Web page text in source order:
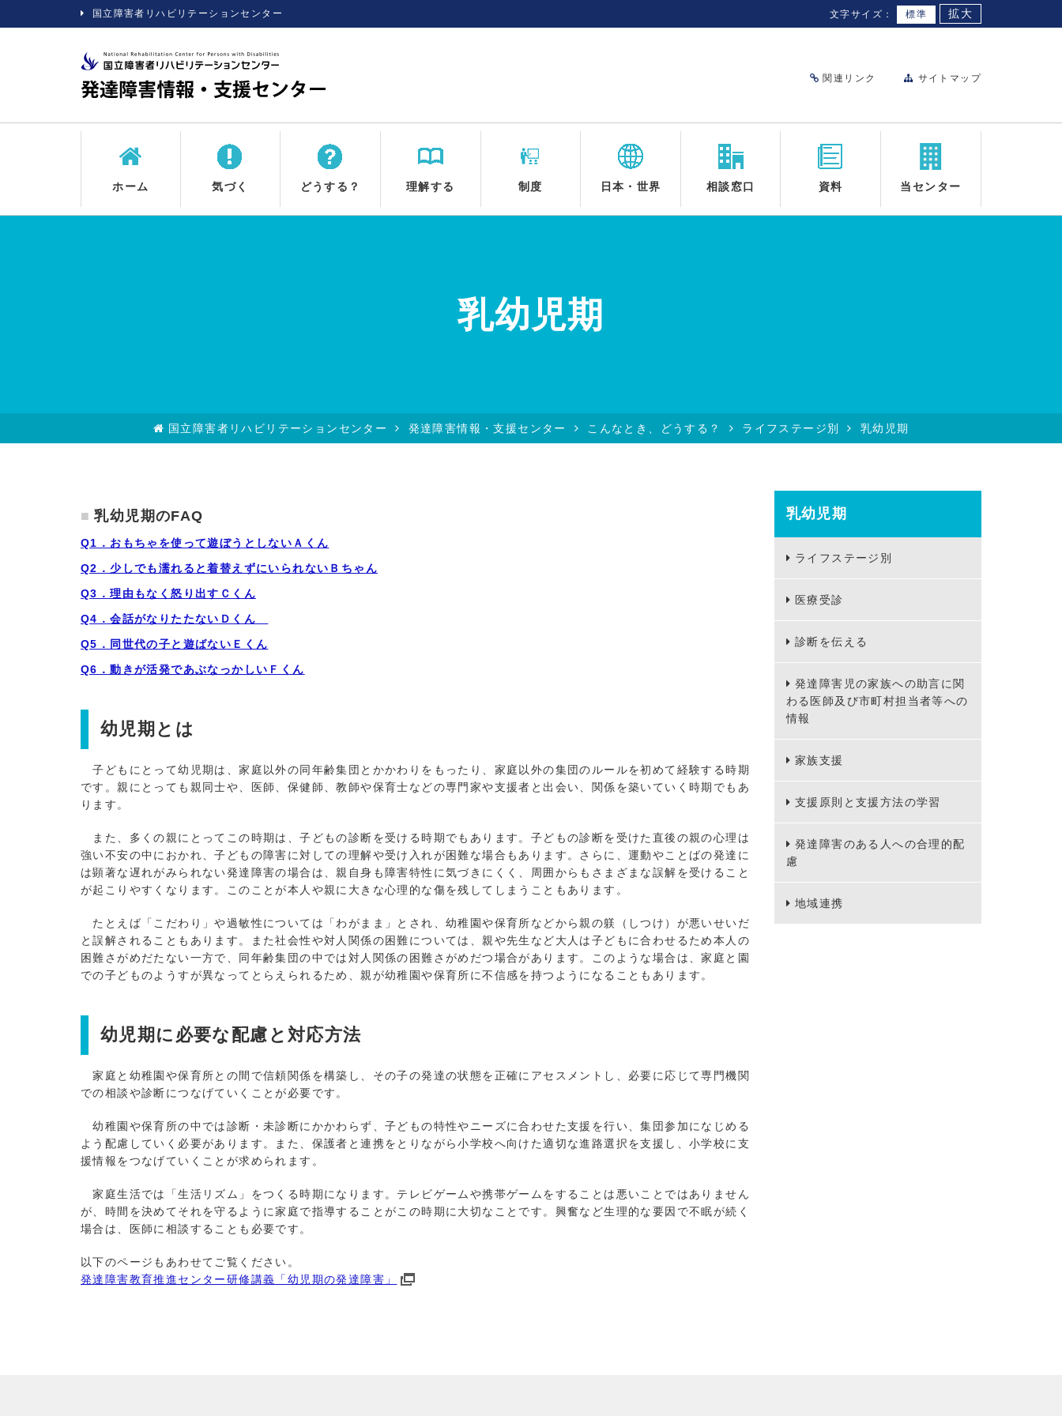
国立障害者リハビリテーションセンター 文字サイズ： 標準 拡大
関連リンク サイトマップ
ホーム 気づく どうする？ 理解する 制度 日本・世界 相談窓口 資料 当センター
乳幼児期
国立障害者リハビリテーションセンター 発達障害情報・支援センター こんなとき、どうする？ ライフステージ別 乳幼児期
乳幼児期のFAQ
Q1．おもちゃを使って遊ぼうとしないＡくん
Q2．少しでも濡れると着替えずにいられないＢちゃん
Q3．理由もなく怒り出すＣくん
Q4．会話がなりたたないＤくん
Q5．同世代の子と遊ばないＥくん
Q6．動きが活発であぶなっかしいＦくん
幼児期とは
子どもにとって幼児期は、家庭以外の同年齢集団とかかわりをもったり、家庭以外の集団のルールを初めて経験する時期
です。親にとっても親同士や、医師、保健師、教師や保育士などの専門家や支援者と出会い、関係を築いていく時期でもあ
ります。
また、多くの親にとってこの時期は、子どもの診断を受ける時期でもあります。子どもの診断を受けた直後の親の心理は
強い不安の中におかれ、子どもの障害に対しての理解や受け入れが困難な場合もあります。さらに、運動やことばの発達に
は顕著な遅れがみられない発達障害の場合は、親自身も障害特性に気づきにくく、周囲からもさまざまな誤解を受けること
が起こりやすくなります。このことが本人や親に大きな心理的な傷を残してしまうこともあります。
たとえば「こだわり」や過敏性については「わがまま」とされ、幼稚園や保育所などから親の躾（しつけ）が悪いせいだ
と誤解されることもあります。また社会性や対人関係の困難については、親や先生など大人は子どもに合わせるため本人の
困難さがめだたない一方で、同年齢集団の中では対人関係の困難さがめだつ場合があります。このような場合は、家庭と園
での子どものようすが異なってとらえられるため、親が幼稚園や保育所に不信感を持つようになることもあります。
幼児期に必要な配慮と対応方法
家庭と幼稚園や保育所との間で信頼関係を構築し、その子の発達の状態を正確にアセスメントし、必要に応じて専門機関
での相談や診断につなげていくことが必要です。
幼稚園や保育所の中では診断・未診断にかかわらず、子どもの特性やニーズに合わせた支援を行い、集団参加になじめる
よう配慮していく必要があります。また、保護者と連携をとりながら小学校へ向けた適切な進路選択を支援し、小学校に支
援情報をつなげていくことが求められます。
家庭生活では「生活リズム」をつくる時期になります。テレビゲームや携帯ゲームをすることは悪いことではありません
が、時間を決めてそれを守るように家庭で指導することがこの時期に大切なことです。興奮など生理的な要因で不眠が続く
場合は、医師に相談することも必要です。
以下のページもあわせてご覧ください。
発達障害教育推進センター研修講義「幼児期の発達障害」
乳幼児期
ライフステージ別
医療受診
診断を伝える
発達障害児の家族への助言に関
わる医師及び市町村担当者等への
情報
家族支援
支援原則と支援方法の学習
発達障害のある人への合理的配
慮
地域連携